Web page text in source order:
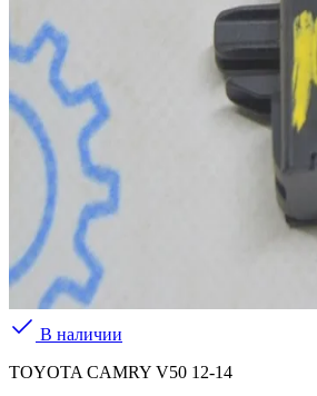
В наличии
TOYOTA CAMRY V50 12-14